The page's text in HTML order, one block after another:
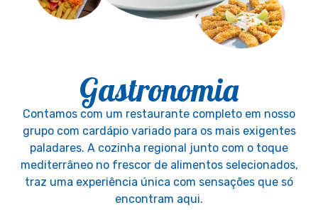
Gastronomia
Contamos com um restaurante completo em nosso
grupo com cardápio variado para os mais exigentes
paladares. A cozinha regional junto com o toque
mediterrâneo no frescor de alimentos selecionados,
traz uma experiência única com sensações que só
encontram aqui.